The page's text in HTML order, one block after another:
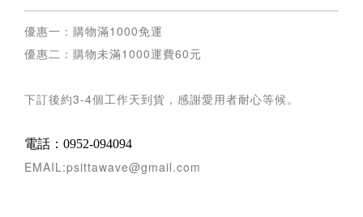
優惠一：購物滿1000免運
優惠二：購物未滿1000運費60元
下訂後約3-4個工作天到貨，感謝愛用者耐心等候。
電話：0952-094094
EMAIL:psittawave@gmail.com